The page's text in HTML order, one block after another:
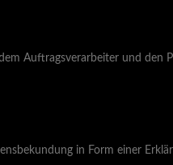
Auftragsverarbeiter und den
in Form einer